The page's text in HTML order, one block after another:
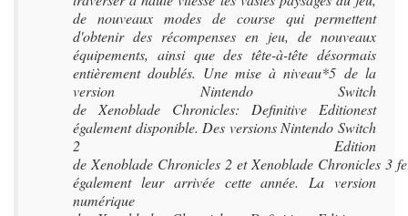
de nouveaux modes de course qui permettent
d'obtenir des récompenses en jeu, de nouveaux
équipements, ainsi que des tête-à-tête désormais
entièrement doublés. Une mise à niveau*5 de la
version Nintendo Switch
de Xenoblade Chronicles: Definitive Editionest
également disponible. Des versions Nintendo Switch
2 Edition
de Xenoblade Chronicles 2 et Xenoblade Chronicles 3
également leur arrivée cette année. La version
numérique